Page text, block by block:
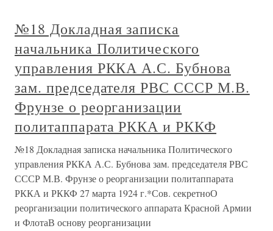
№18 Докладная записка
начальника Политического
управления РККА А.С. Бубнова
зам. председателя РВС СССР М.В.
Фрунзе о реорганизации
политаппарата РККА и РККФ
№18 Докладная записка начальника Политического
управления РККА А.С. Бубнова зам. председателя РВС
СССР М.В. Фрунзе о реорганизации политаппарата
РККА и РККФ 27 марта 1924 г.*Сов. секретноО
реорганизации политического аппарата Красной Армии
и ФлотаВ основу реорганизации